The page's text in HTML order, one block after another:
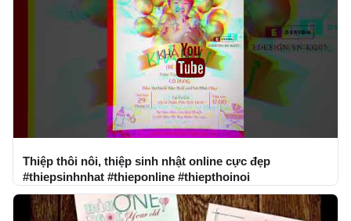
Thiệp thôi nôi, thiệp sinh nhật online cực đẹp
#thiepsinhnhat #thieponline #thiepthoinoi